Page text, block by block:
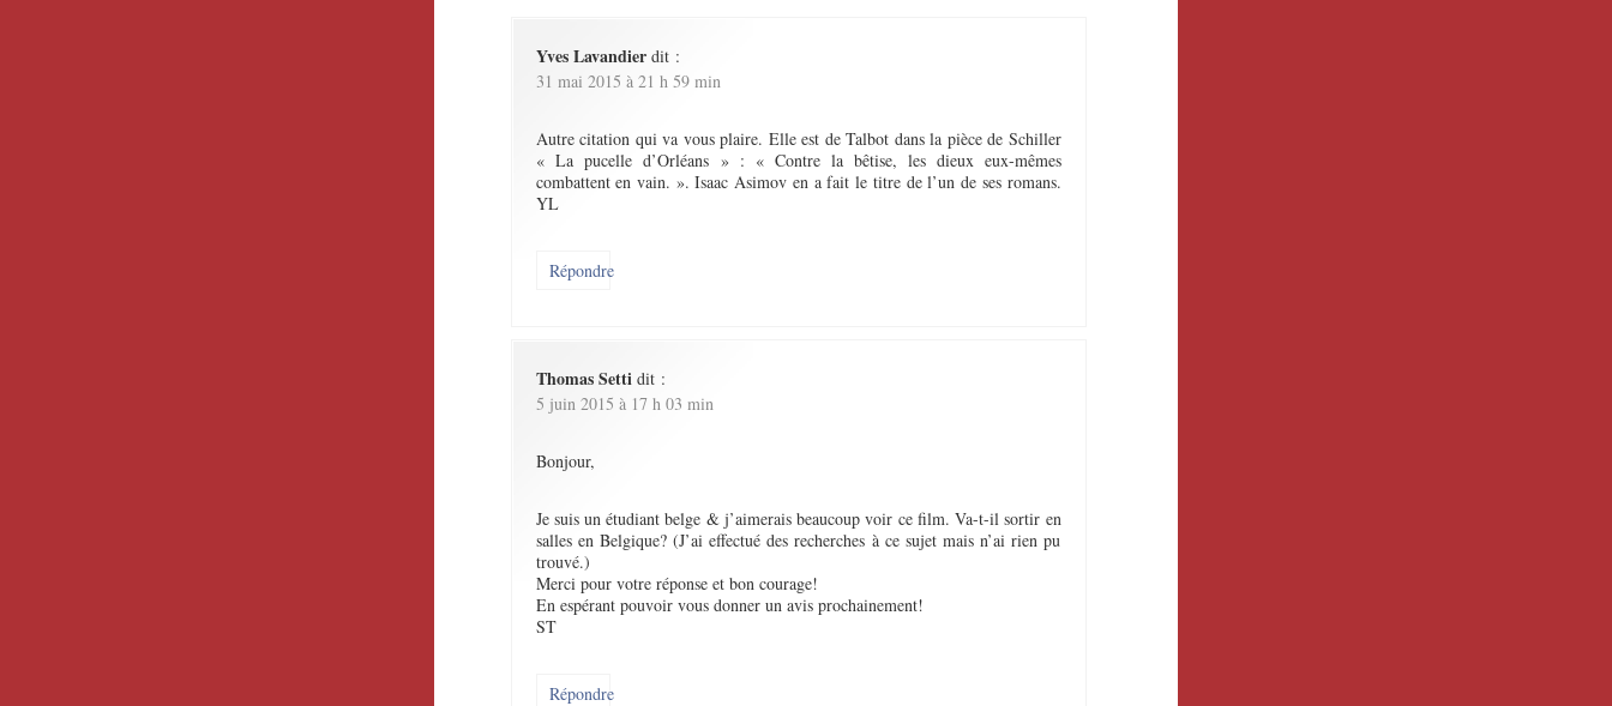
Yves Lavandier dit :
31 mai 2015 à 21 h 59 min
Autre citation qui va vous plaire. Elle est de Talbot dans la pièce de Schiller
« La pucelle d’Orléans » : « Contre la bêtise, les dieux eux-mêmes
combattent en vain. ». Isaac Asimov en a fait le titre de l’un de ses romans.
YL
Répondre
Thomas Setti dit :
5 juin 2015 à 17 h 03 min
Bonjour,
Je suis un étudiant belge & j’aimerais beaucoup voir ce film. Va-t-il sortir en
salles en Belgique? (J’ai effectué des recherches à ce sujet mais n’ai rien pu
trouvé.)
Merci pour votre réponse et bon courage!
En espérant pouvoir vous donner un avis prochainement!
ST
Répondre